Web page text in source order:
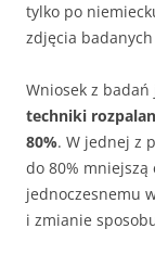
tylko po
zdjęcia
Wniosek z badań
techniki
80%. W jednej z
do 80% mniejszą
jednoczesnemu
i zmianie